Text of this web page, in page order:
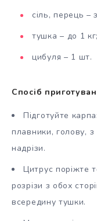
сіль, перець –
тушка – до 1 кг;
цибуля – 1 шт.
Спосіб
Підготуйте
плавники, голову, з
надрізи.
Цитрус поріжте
розрізи з обох
всередину тушки.